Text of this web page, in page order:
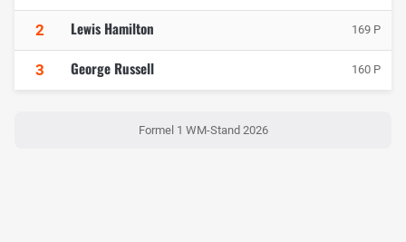
2 Lewis Hamilton 169 P
3 George Russell 160 P
Formel 1 WM-Stand 2026